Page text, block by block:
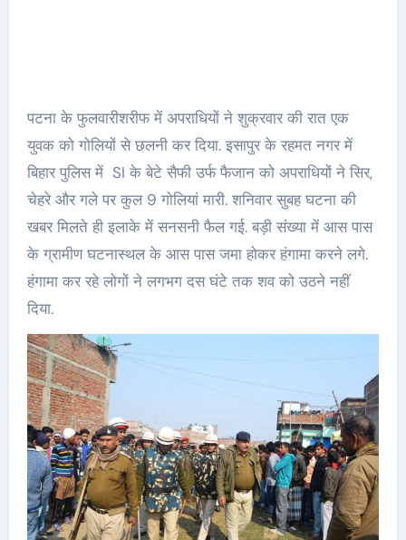
पटना के फुलवारीशरीफ में अपराधियों ने शुक्रवार की रात एक
युवक को गोलियों से छलनी कर दिया. इसापुर के रहमत नगर में
बिहार पुलिस में SI के बेटे सैफी उर्फ फैजान को अपराधियों ने सिर,
चेहरे और गले पर कुल 9 गोलियां मारी. शनिवार सुबह घटना की
खबर मिलते ही इलाके में सनसनी फैल गई. बड़ी संख्या में आस पास
के ग्रामीण घटनास्थल के आस पास जमा होकर हंगामा करने लगे.
हंगामा कर रहे लोगों ने लगभग दस घंटे तक शव को उठने नहीं
दिया.